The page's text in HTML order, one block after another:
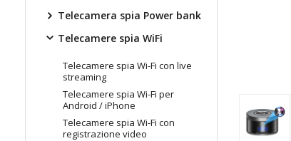
Telecamera spia Power bank
Telecamere spia WiFi
Telecamere spia Wi-Fi con live
streaming
Telecamere spia Wi-Fi per
Android / iPhone
Telecamere spia Wi-Fi con
registrazione video